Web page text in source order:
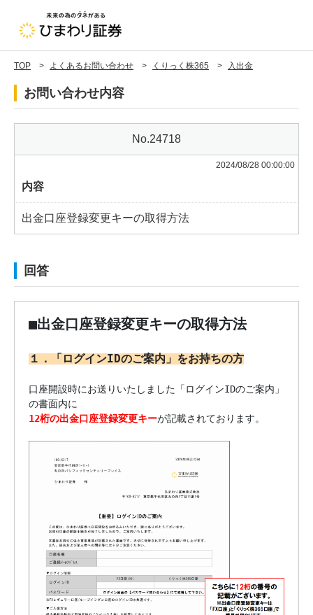
TOP よくあるお問い合わせ くりっく株365 入出金
お問い合わせ内容
24718
2024/08/28 00:00:00
内容
出金口座登録変更キーの取得方法
回答
■出金口座登録変更キーの取得方法
１．「ログインIDのご案内」をお持ちの方
口座開設時にお送りいたしました「ログインIDのご案内」
12桁の出金口座登録変更キーが記載されております。